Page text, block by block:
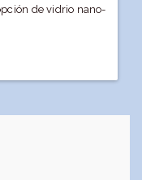
de vidrio nano­